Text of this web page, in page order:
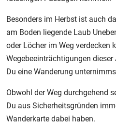
Besonders im Herbst ist auch
am Boden liegende Laub
oder Löcher im Weg verdecken
Wegebeeinträchtigungen
Du eine Wanderung
Obwohl der Weg durchgehend
Du aus Sicherheitsgründen
Wanderkarte dabei haben.